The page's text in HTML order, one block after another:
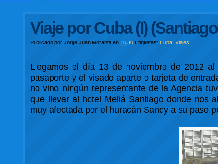
Viaje por Cuba (I)
Publicado porJorge Juan Morante en 10:30 Etiquetas:Cuba ,Viajes
Llegamos el día 13 de noviembre de 2012
pasaporte y el visado aparte o tarjeta de
no vino ningún representante de la Agencia
que llevar al hotel Meliá Santiago donde nos
muy afectada por el huracán Sandy a su paso